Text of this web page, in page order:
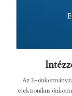
Az E-
elektronikus